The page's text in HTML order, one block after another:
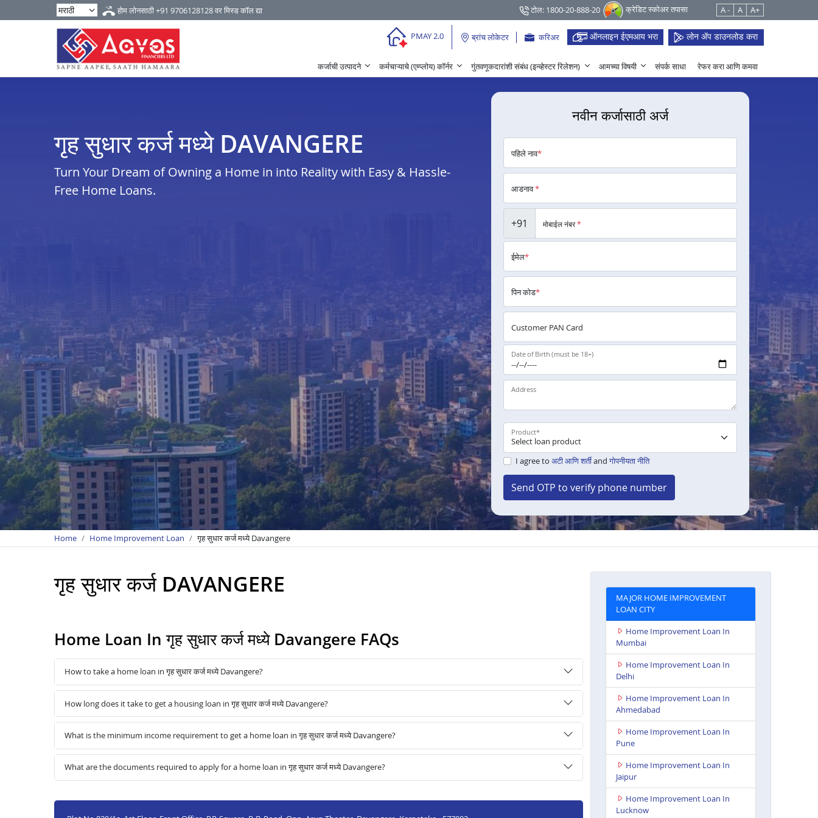
होम लोनसाठी+91 9706128128वर मिस्ड कॉल द्या टोल: 1800-20-888-20 क्रेडिट स्कोअर तपासा A - A A+
PMAY 2.0 ब्रांच लोकेटर करिअर ऑनलाइन ईएमआय भरा लोन ॲप डाउनलोड करा
कर्जाची उत्पादने कर्मचाऱ्याचे (एम्प्लोय) कॉर्नर गुंतवणूकदारांशी संबंध (इन्व्हेस्टर रिलेशन) आमच्या विषयी संपर्क साधा रेफर करा आणि कमवा
गृह सुधार कर्ज मध्ये DAVANGERE
Turn Your Dream of Owning a Home in into Reality with Easy & Hassle-
Free Home Loans.
नवीन कर्जासाठी अर्ज
पहिले नाव*
आडनाव*
+91 मोबाईल नंबर*
ईमेल*
पिन कोड*
Customer PAN Card
Date of Birth (must be 18+)
Address
Product*
I agree to अटी आणि शर्तीand गोपनीयता नीति
Send OTP to verify phone number
Home Home Improvement Loan गृह सुधार कर्ज मध्ये Davangere
गृह सुधार कर्ज DAVANGERE
Home Loan In गृह सुधार कर्ज मध्ये Davangere FAQs
How to take a home loan in गृह सुधार कर्ज मध्ये Davangere?
How long does it take to get a housing loan in गृह सुधार कर्ज मध्ये Davangere?
What is the minimum income requirement to get a home loan in गृह सुधार कर्ज मध्ये Davangere?
What are the documents required to apply for a home loan in गृह सुधार कर्ज मध्ये Davangere?
MAJOR HOME IMPROVEMENT
LOAN CITY
Home Improvement Loan In
Mumbai
Home Improvement Loan In
Delhi
Home Improvement Loan In
Ahmedabad
Home Improvement Loan In
Pune
Home Improvement Loan In
Jaipur
Home Improvement Loan In
Lucknow